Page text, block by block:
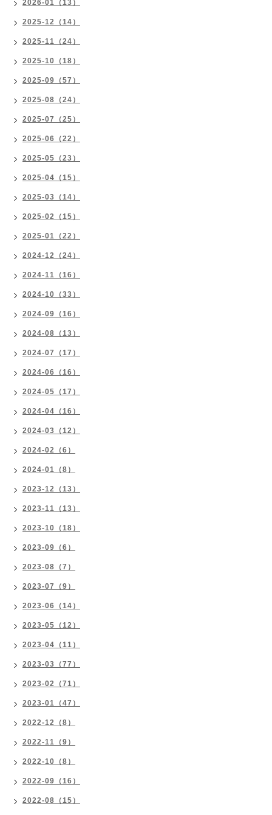
2026-01（13）
2025-12（14）
2025-11（24）
2025-10（18）
2025-09（57）
2025-08（24）
2025-07（25）
2025-06（22）
2025-05（23）
2025-04（15）
2025-03（14）
2025-02（15）
2025-01（22）
2024-12（24）
2024-11（16）
2024-10（33）
2024-09（16）
2024-08（13）
2024-07（17）
2024-06（16）
2024-05（17）
2024-04（16）
2024-03（12）
2024-02（6）
2024-01（8）
2023-12（13）
2023-11（13）
2023-10（18）
2023-09（6）
2023-08（7）
2023-07（9）
2023-06（14）
2023-05（12）
2023-04（11）
2023-03（77）
2023-02（71）
2023-01（47）
2022-12（8）
2022-11（9）
2022-10（8）
2022-09（16）
2022-08（15）